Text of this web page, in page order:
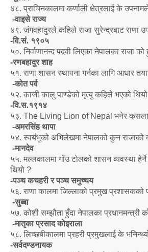
४८. प्राचिनकालमा कर्णाली क्षेत्रलाई के
-वाइसे राज्य
४९. जंगवहादुरले कहिले राजा सुरेन्द्रबाट राणा
-वि.सं. १९०५
५०. निर्वाणानन्द पदवी लिएका नेपालका राजा को
-रणबहादुर शाह
५१. राणा शासन स्थापना गर्नका लागि आधार
-कोत पर्व
५२. काजी कालु पाण्डेको मृत्यु कहिले भएको थियो
-वि.स.१९१४
५३. The Living Lion of Nepal भनेर
-अमरसिंह थापा
५४. स्वयंभुको अभिलेखमा नेपालको कुन
-मानदेव
५५. मल्लकालमा गाँउ टोलको शासन व्यवस्था
थियो ?
-पञ्च कचहरी र पञ्च समुच्चय
५६. राणा कालमा जिल्लाको प्रमुख प्रशासकको
-सुब्बा
५७. कोशी सम्झौता हुँदा नेपालका प्रधानमन्त्री
-मातृका प्रसाद कोइराला
५८. लिच्छबीकालमा प्रहरी प्रमुखलाई के
-सर्वदण्डनायक